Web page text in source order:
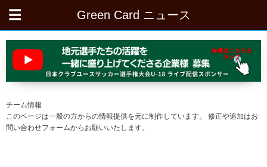
Green Card ニュース
チーム情報
このページは一般の方からの情報提供を元に制作しています。 修正や追加はお
問い合わせフォームからお願いいたします。